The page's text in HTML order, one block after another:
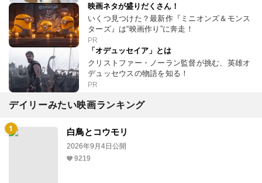
映画ネタが盛りだくさん！
いくつ見つけた？最新作『ミニオンズ＆モンス
ターズ』は“映画作り”に奔走！
PR
「オデュッセイア」とは
クリストファー・ノーラン監督が挑む、英雄オ
デュッセウスの物語を知る！
PR
デイリーみたい映画ランキング
白鳥とコウモリ
2026年9月4日公開
9219